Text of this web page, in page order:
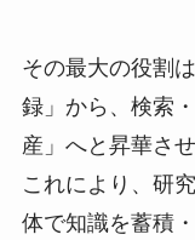
その最大の役割
録」から、検索
産」へと昇華さ
これにより、研
体で知識を蓄積